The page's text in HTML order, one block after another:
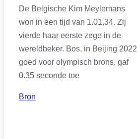
De Belgische Kim Meylemans
won in een tijd van 1.01,34. Zij
vierde haar eerste zege in de
wereldbeker. Bos, in Beijing 2022
goed voor olympisch brons, gaf
0.35 seconde toe
Bron